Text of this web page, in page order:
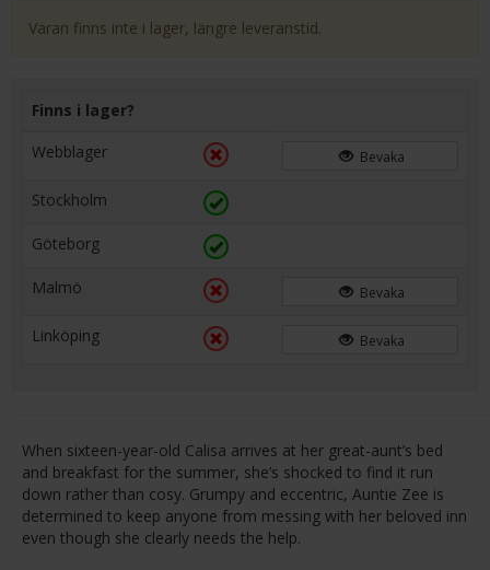
Varan finns inte i lager, längre leveranstid.
Finns i lager?
Webblager
Bevaka
Stockholm
Göteborg
Malmö Bevaka
Linköping Bevaka
When sixteen-year-old Calisa arrives at her great-aunt’s bed
and breakfast for the summer, she’s shocked to find it run
down rather than cosy. Grumpy and eccentric, Auntie Zee is
determined to keep anyone from messing with her beloved inn
even though she clearly needs the help.